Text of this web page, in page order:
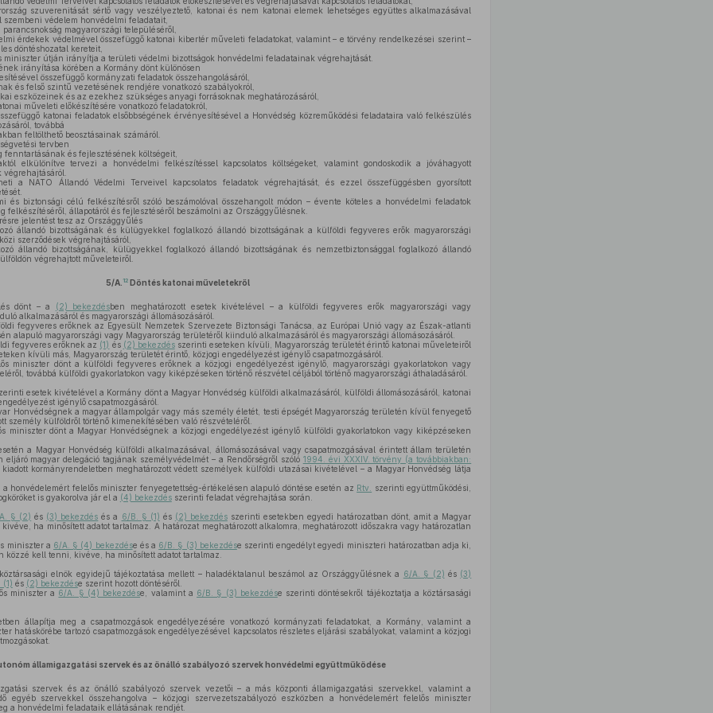
szuverenitását sértő vagy veszélyeztető, katonai és nem katonai elemek lehetséges együttes alkalmazásával
védelem honvédelmi feladatait,
magyarországi településéről,
érdekek védelmével összefüggő katonai kibertér műveleti feladatokat, valamint – e törvény rendelkezései szerint –
döntéshozatal kereteit,
útján irányítja a területi védelmi bizottságok honvédelmi feladatainak végrehajtását.
irányítása körében a Kormány dönt különösen
összefüggő kormányzati feladatok összehangolásáról,
és felső szintű vezetésének rendjére vonatkozó szabályokról,
eszközeinek és az ezekhez szükséges anyagi forrásoknak meghatározásáról,
műveleti előkészítésére vonatkozó feladatokról,
katonai feladatok elsőbbségének érvényesítésével a Honvédség közreműködési feladataira való felkészülés
továbbá
feltölthető beosztásainak számáról.
tervben
és fejlesztésének költségeit,
elkülönítve tervezi a honvédelmi felkészítéssel kapcsolatos költségeket, valamint gondoskodik a jóváhagyott
végrehajtásáról.
a NATO Állandó Védelmi Terveivel kapcsolatos feladatok végrehajtását, és ezzel összefüggésben gyorsított
és biztonsági célú felkészítésről szóló beszámolóval összehangolt módon – évente köteles a honvédelmi feladatok
felkészítéséről, állapotáról és fejlesztéséről beszámolni az Országgyűlésnek.
jelentést tesz az Országgyűlés
állandó bizottságának és külügyekkel foglalkozó állandó bizottságának a külföldi fegyveres erők magyarországi
szerződések végrehajtásáról,
állandó bizottságának, külügyekkel foglalkozó állandó bizottságának és nemzetbiztonsággal foglalkozó állandó
végrehajtott műveleteiről.
5/A. 12 Döntés katonai műveletekről
dönt – a (2) bekezdésben meghatározott esetek kivételével – a külföldi fegyveres erők magyarországi vagy
alkalmazásáról és magyarországi állomásozásáról.
fegyveres erőknek az Egyesült Nemzetek Szervezete Biztonsági Tanácsa, az Európai Unió vagy az Észak-atlanti
alapuló magyarországi vagy Magyarország területéről kiinduló alkalmazásáról és magyarországi állomásozásáról.
fegyveres erőknek az (1) és (2) bekezdésszerinti eseteken kívüli, Magyarország területét érintő katonai műveleteiről
kívüli más, Magyarország területét érintő, közjogi engedélyezést igénylő csapatmozgásáról.
miniszter dönt a külföldi fegyveres erőknek a közjogi engedélyezést igénylő, magyarországi gyakorlatokon vagy
továbbá külföldi gyakorlatokon vagy kiképzéseken történő részvétel céljából történő magyarországi áthaladásáról.
esetek kivételével a Kormány dönt a Magyar Honvédség külföldi alkalmazásáról, külföldi állomásozásáról, katonai
igénylő csapatmozgásáról.
Honvédségnek a magyar állampolgár vagy más személy életét, testi épségét Magyarország területén kívül fenyegető
személy külföldről történő kimenekítésében való részvételéről.
miniszter dönt a Magyar Honvédségnek a közjogi engedélyezést igénylő külföldi gyakorlatokon vagy kiképzéseken
a Magyar Honvédség külföldi alkalmazásával, állomásozásával vagy csapatmozgásával érintett állam területén
eljáró magyar delegáció tagjának személyvédelmét – a Rendőrségről szóló 1994. évi XXXIV. törvény (a továbbiakban:
kormányrendeletben meghatározott védett személyek külföldi utazásai kivételével – a Magyar Honvédség látja
honvédelemért felelős miniszter fenyegetettség-értékelésen alapuló döntése esetén az Rtv.
szerinti együttműködési,
is gyakorolva jár el a (4) bekezdésszerinti feladat végrehajtása során.
§ (2) és (3) bekezdés és a 6/B. § (1) és (2) bekezdésszerinti esetekben egyedi határozatban dönt, amit a Magyar
ha minősített adatot tartalmaz. A határozat meghatározott alkalomra, meghatározott időszakra vagy határozatlan
miniszter a 6/A. § (4) bekezdése és a 6/B. § (3) bekezdése szerinti engedélyt egyedi miniszteri határozatban adja ki,
közzé kell tenni, kivéve, ha minősített adatot tartalmaz.
elnök egyidejű tájékoztatása mellett – haladéktalanul beszámol az Országgyűlésnek a 6/A. § (2) és (3)
és (2) bekezdése szerint hozott döntéséről.
miniszter a 6/A. § (4) bekezdése, valamint a 6/B. § (3) bekezdése szerinti döntésekről tájékoztatja a köztársasági
állapítja meg a csapatmozgások engedélyezésére vonatkozó kormányzati feladatokat, a Kormány, valamint a
hatáskörébe tartozó csapatmozgások engedélyezésével kapcsolatos részletes eljárási szabályokat, valamint a közjogi
államigazgatási szervek és az önálló szabályozó szervek honvédelmi együttműködése
szervek és az önálló szabályozó szervek vezetői – a más központi államigazgatási szervekkel, valamint a
egyéb szervekkel összehangolva – közjogi szervezetszabályozó eszközben a honvédelemért felelős miniszter
a honvédelmi feladataik ellátásának rendjét.